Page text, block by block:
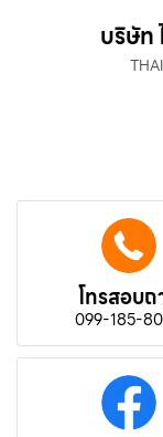
บริษัท
โทรสอบถ
099-185-